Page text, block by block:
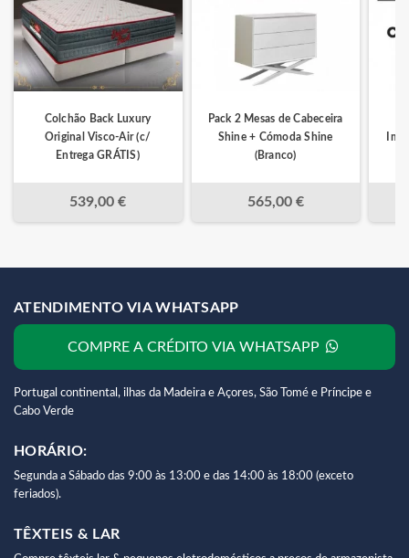
Colchão Back Luxury
Original Visco-Air (c/
Entrega GRÁTIS)
539,00 €
Pack 2 Mesas de Cabeceira
Shine + Cómoda Shine
(Branco)
565,00 €
ATENDIMENTO VIA WHATSAPP
COMPRE A CRÉDITO VIA WHATSAPP
Portugal continental, ilhas da Madeira e Açores, São Tomé e Príncipe e
Cabo Verde
HORÁRIO:
Segunda a Sábado das 9:00 às 13:00 e das 14:00 às 18:00 (exceto
feriados).
TÊXTEIS & LAR